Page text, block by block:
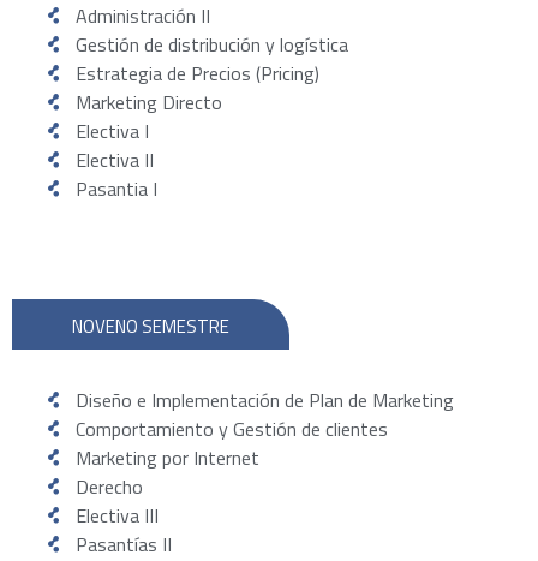
Administración II
Gestión de distribución y logística
Estrategia de Precios (Pricing)
Marketing Directo
Electiva I
Electiva II
Pasantia I
NOVENO SEMESTRE
Diseño e Implementación de Plan de Marketing
Comportamiento y Gestión de clientes
Marketing por Internet
Derecho
Electiva III
Pasantías II